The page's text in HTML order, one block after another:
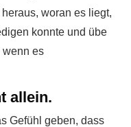
woran es liegt,
konnte und übe
wenn es
allein.
Gefühl geben, dass